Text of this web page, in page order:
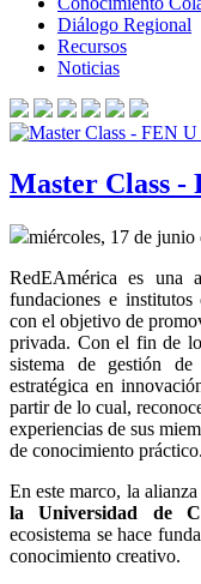
Diálogo Regional
Recursos
Noticias
Master Class -
miércoles, 17 de junio
RedEAmérica es una
fundaciones e
con el objetivo de
privada. Con el fin de
sistema de gestión
estratégica en
partir de lo cual,
experiencias de sus
de conocimiento práctico.
En este marco, la
la Universidad de
ecosistema se hace
conocimiento creativo.